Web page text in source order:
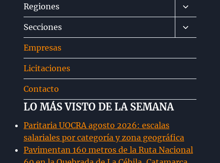
Regiones
Alternar
menú
hijo
Secciones
Alternar
menú
Empresas
Licitaciones
Contacto
LO MÁS VISTO DE LA SEMANA
Paritaria UOCRA agosto 2026: escalas
salariales por categoría y zona geográfica
Pavimentan 160 metros de la Ruta Nacional